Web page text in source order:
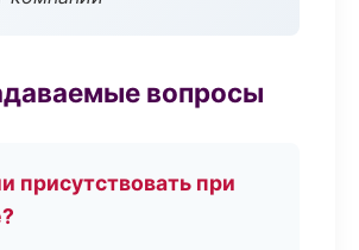
вопросы
присутствовать при